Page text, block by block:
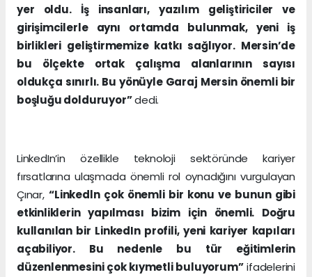
yer oldu. İş insanları, yazılım geliştiriciler ve
girişimcilerle aynı ortamda bulunmak, yeni iş
birlikleri geliştirmemize katkı sağlıyor. Mersin’de
bu ölçekte ortak çalışma alanlarının sayısı
oldukça sınırlı. Bu yönüyle Garaj Mersin önemli bir
boşluğu dolduruyor”dedi.
LinkedIn’in özellikle teknoloji sektöründe kariyer
fırsatlarına ulaşmada önemli rol oynadığını vurgulayan
Çınar,“Linkedln çok önemli bir konu ve bunun gibi
etkinliklerin yapılması bizim için önemli. Doğru
kullanılan bir LinkedIn profili, yeni kariyer kapıları
açabiliyor. Bu nedenle bu tür eğitimlerin
düzenlenmesini çok kıymetli buluyorum”ifadelerini